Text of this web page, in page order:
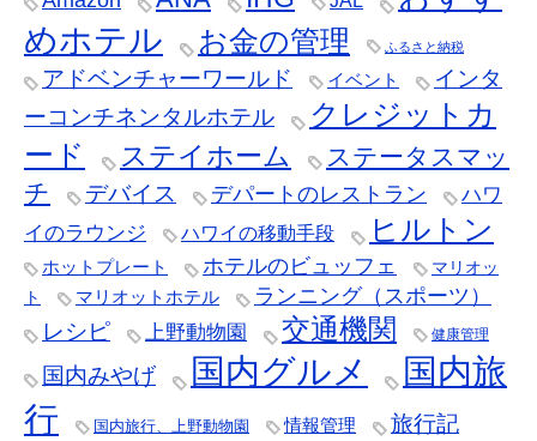
めホテル
お金の管理 ふるさと納税
アドベンチャーワールド イベント
インタ
ーコンチネンタルホテル
クレジットカ
ード
ステイホーム
ステータスマッ
チ
デバイス デパートのレストラン
ハワ
イのラウンジ
ハワイの移動手段 ヒルトン
ホットプレート ホテルのビュッフェ
マリオッ
ト
マリオットホテル
ランニング（スポーツ）
レシピ
上野動物園 交通機関 健康管理
国内みやげ 国内グルメ
国内旅
行
国内旅行、上野動物園 情報管理 旅行記